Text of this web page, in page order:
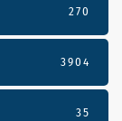
270
3904
35